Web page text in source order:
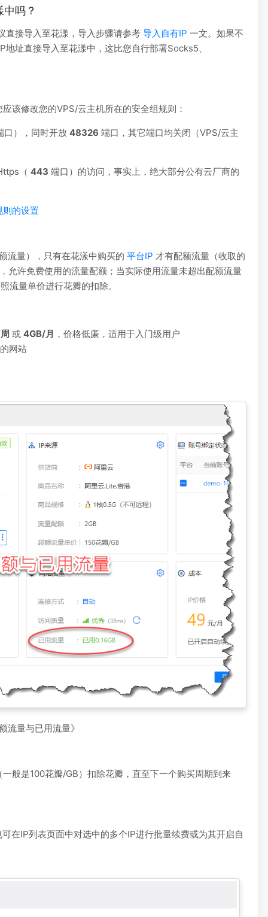
吗？
直接导入至花漾，导入步骤请参考 导入自有IP 一文。如果不
址直接导入至花漾中，这比您自行部署Socks5、
该修改您的VPS/云主机所在的安全组规则：
口），同时开放 48326 端口，其它端口均关闭（VPS/云主
（ 443 端口）的访问，事实上，绝大部分公有云厂商的
则的设置
流量），只有在花漾中购买的 平台IP 才有配额流量（收取的
允许免费使用的流量配额；当实际使用流量未超出配额流量
流量单价进行花瓣的扣除。
或 4GB/月 ，价格低廉，适用于入门级用户
网站
流量与已用流量》
般是100花瓣/GB）扣除花瓣，直至下一个购买周期到来
在IP列表页面中对选中的多个IP进行批量续费或为其开启自